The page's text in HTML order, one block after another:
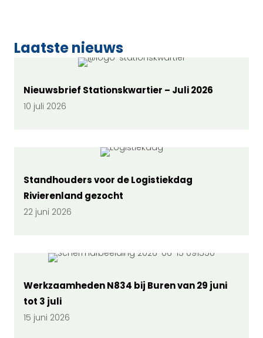
Laatste nieuws
Nieuwsbrief Stationskwartier – Juli 2026
10 juli 2026
Standhouders voor de Logistiekdag
Rivierenland gezocht
22 juni 2026
Werkzaamheden N834 bij Buren van 29 juni
tot 3 juli
15 juni 2026